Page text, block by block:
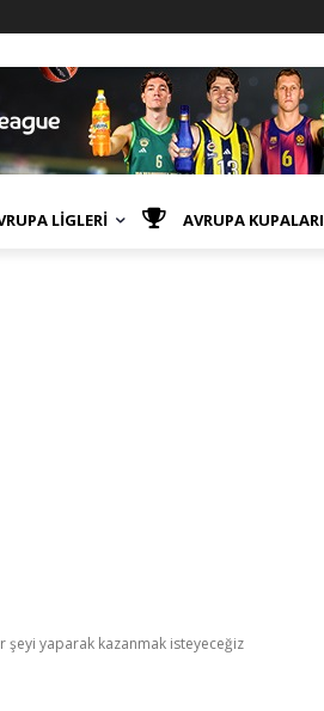
LİGLERİ AVRUPA KUPALARI
şeyi yaparak kazanmak isteyeceğiz